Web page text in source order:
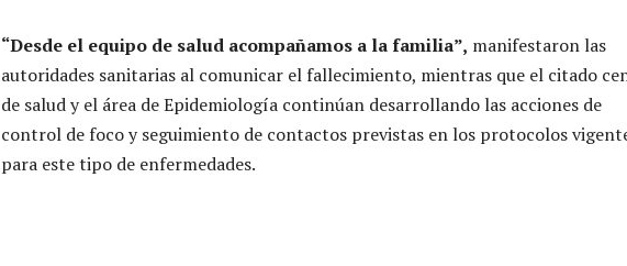
“Desde el equipo de salud acompañamos a la familia”, manifestaron las
autoridades sanitarias al comunicar el fallecimiento, mientras que el citado
de salud y el área de Epidemiología continúan desarrollando las acciones de
control de foco y seguimiento de contactos previstas en los protocolos
para este tipo de enfermedades.